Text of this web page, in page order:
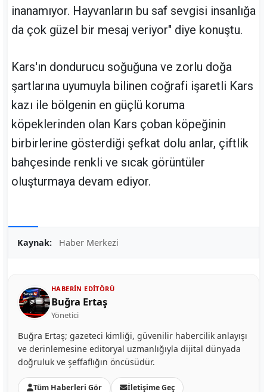
inanamıyor. Hayvanların bu saf sevgisi insanlığa
da çok güzel bir mesaj veriyor" diye konuştu.
Kars'ın dondurucu soğuğuna ve zorlu doğa
şartlarına uyumuyla bilinen coğrafi işaretli Kars
kazı ile bölgenin en güçlü koruma
köpeklerinden olan Kars çoban köpeğinin
birbirlerine gösterdiği şefkat dolu anlar, çiftlik
bahçesinde renkli ve sıcak görüntüler
oluşturmaya devam ediyor.
Kaynak: Haber Merkezi
HABERIN EDITÖRÜ
Buğra Ertaş
Yönetici
Buğra Ertaş; gazeteci kimliği, güvenilir habercilik anlayışı
ve derinlemesine editoryal uzmanlığıyla dijital dünyada
doğruluk ve şeffaflığın öncüsüdür.
Tüm Haberleri Gör İletişime Geç